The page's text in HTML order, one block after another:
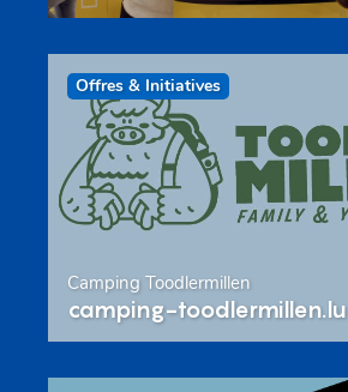
Offres & Initiatives
Camping Toodlermillen
camping-toodlermillen.lu